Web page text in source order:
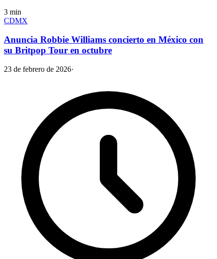
3 min
CDMX
Anuncia Robbie Williams concierto en México con
su Britpop Tour en octubre
23 de febrero de 2026·